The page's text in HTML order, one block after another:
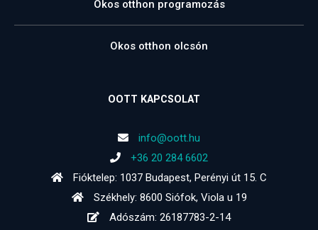
Okos otthon programozás
Okos otthon olcsón
OOTT KAPCSOLAT
info@oott.hu
+36 20 284 6602
Fióktelep: 1037 Budapest, Perényi út 15. C
Székhely: 8600 Siófok, Viola u 19
Adószám: 26187783-2-14